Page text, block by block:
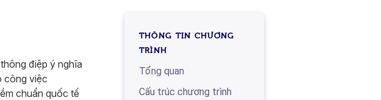
điệp ý nghĩa
công việc
chuẩn quốc tế
THÔNG TIN CHƯƠNG
TRÌNH
Tổng quan
Cấu trúc chương trình